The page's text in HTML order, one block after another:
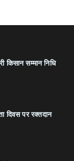
सम्मान निधि
पर रक्तदान